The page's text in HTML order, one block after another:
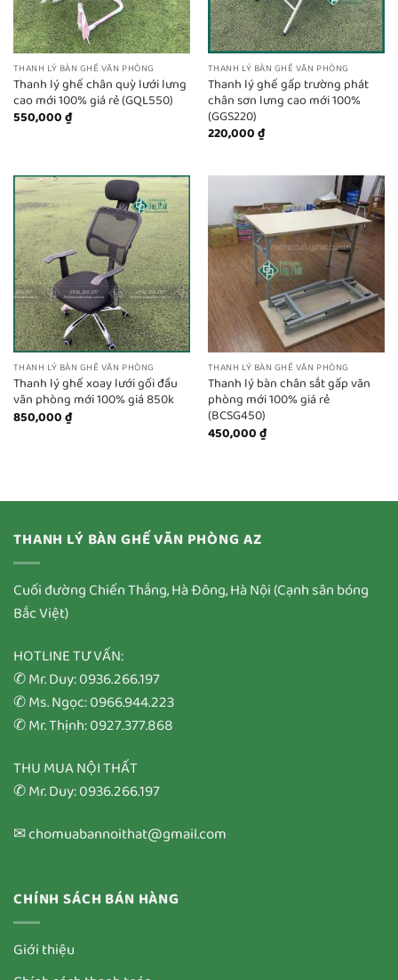
THANH LÝ BÀN GHẾ VĂN PHÒNG
Thanh lý ghế chân quỳ lưới lưng
cao mới 100% giá rẻ (GQL550)
550,000₫
THANH LÝ BÀN GHẾ VĂN PHÒNG
Thanh lý ghế gấp trường phát
chân sơn lưng cao mới 100%
(GGS220)
220,000₫
THANH LÝ BÀN GHẾ VĂN PHÒNG
Thanh lý ghế xoay lưới gối đầu
văn phòng mới 100% giá 850k
850,000₫
THANH LÝ BÀN GHẾ VĂN PHÒNG
Thanh lý bàn chân sắt gấp văn
phòng mới 100% giá rẻ
(BCSG450)
450,000₫
THANH LÝ BÀN GHẾ VĂN PHÒNG AZ
Cuối đường Chiến Thắng, Hà Đông, Hà Nội (Cạnh sân bóng
Bắc Việt)
HOTLINE TƯ VẤN:
✆ Mr. Duy: 0936.266.197
✆ Ms. Ngọc: 0966.944.223
✆ Mr. Thịnh: 0927.377.868
THU MUA NỘI THẤT
✆ Mr. Duy: 0936.266.197
✉ chomuabannoithat@gmail.com
CHÍNH SÁCH BÁN HÀNG
Giới thiệu